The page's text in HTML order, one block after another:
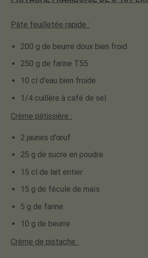
Pâte feuilletée rapide :
200 g de beurre doux bien froid
250 g de farine T55
10 cl d'eau bien froide
1/4 cuillère à café de sel
Crème pâtissière :
2 jaunes d'œuf
25 g de sucre en poudre
15 cl de lait entier
15 g de fécule de maïs
5 g de farine
10 g de beurre
Crème de pistache :